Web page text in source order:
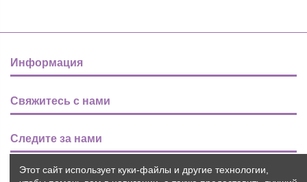
Информация
Свяжитесь с нами
Следите за нами
Новости
Этот сайт использует куки-файлы и другие технологии,